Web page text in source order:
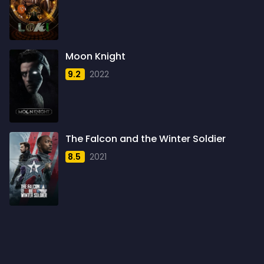
1959
1960
1961
1962
1963
1964
1965
1966
1967
1968
Moon Knight
9.2 2022
The Falcon and the Winter Soldier
8.5 2021